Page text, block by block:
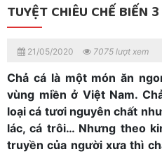
TUYỆT CHIÊU CHẾ BIẾN
21/05/2020 7075 lượt xem
Chả cá là một món ăn
vùng miền ở Việt Nam.
loại cá tươi nguyên chất
lác, cá trôi… Nhưng theo
truyền của người xưa thì